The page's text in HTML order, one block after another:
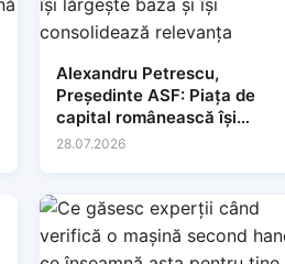
Alexandru Petrescu,
Președinte ASF: Piața de
capital românească își
lărgește baza și își
28.07.2026